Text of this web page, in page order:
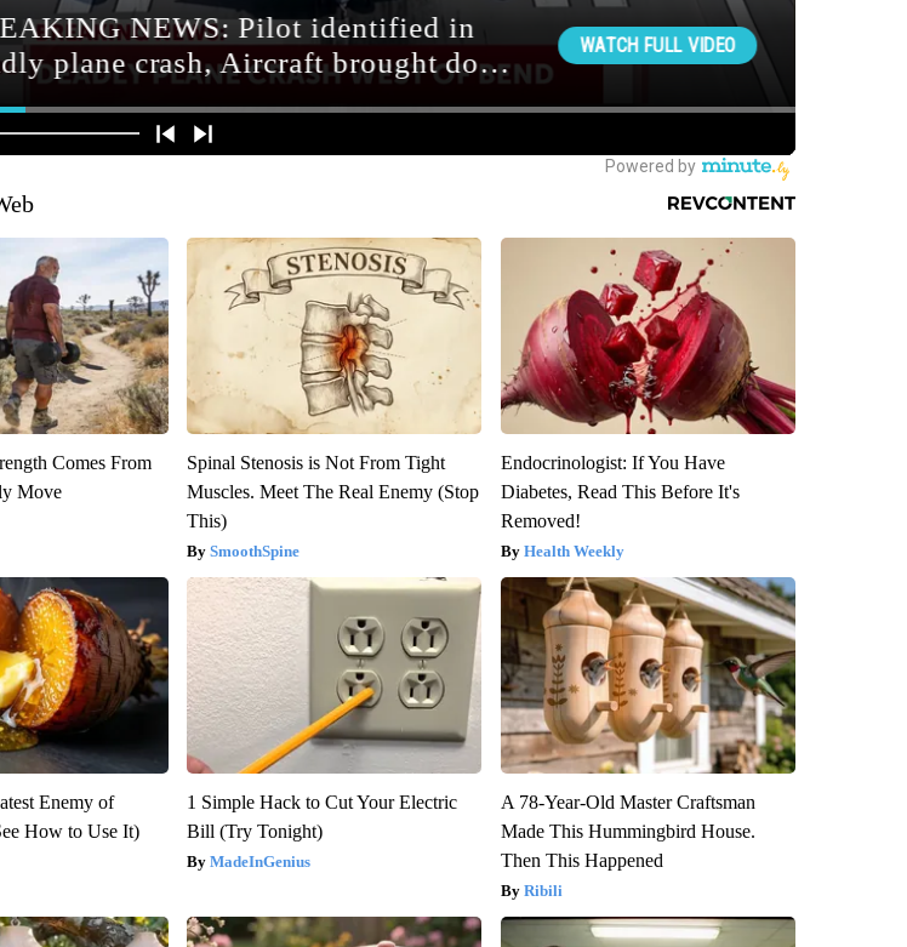
Comes From
Move
Spinal Stenosis is Not From Tight
Muscles. Meet The Real Enemy (Stop
This)
SmoothSpine
Endocrinologist: If You Have
Diabetes, Read This Before It's
Removed!
Health Weekly
Enemy of
How to Use It)
1 Simple Hack to Cut Your Electric
Bill (Try Tonight)
MadeInGenius
A 78-Year-Old Master Craftsman
Made This Hummingbird House.
Then This Happened
Ribili